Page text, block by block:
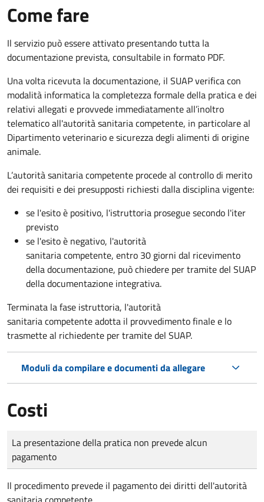
Come fare
Il servizio può essere attivato presentando tutta la
documentazione prevista, consultabile in formato PDF.
Una volta ricevuta la documentazione, il SUAP verifica con
modalità informatica la completezza formale della pratica e dei
relativi allegati e provvede immediatamente all’inoltro
telematico all'autorità sanitaria competente, in particolare al
Dipartimento veterinario e sicurezza degli alimenti di origine
animale.
L’autorità sanitaria competente procede al controllo di merito
dei requisiti e dei presupposti richiesti dalla disciplina vigente:
se l'esito è positivo, l'istruttoria prosegue secondo l'iter
previsto
se l'esito è negativo, l'autorità
sanitaria competente, entro 30 giorni dal ricevimento
della documentazione, può chiedere per tramite del SUAP
della documentazione integrativa.
Terminata la fase istruttoria, l'autorità
sanitaria competente adotta il provvedimento finale e lo
trasmette al richiedente per tramite del SUAP.
Moduli da compilare e documenti da allegare
Costi
Tipo di pagamento
Importo
La presentazione della pratica non prevede alcun
pagamento
Il procedimento prevede il pagamento dei diritti dell'autorità